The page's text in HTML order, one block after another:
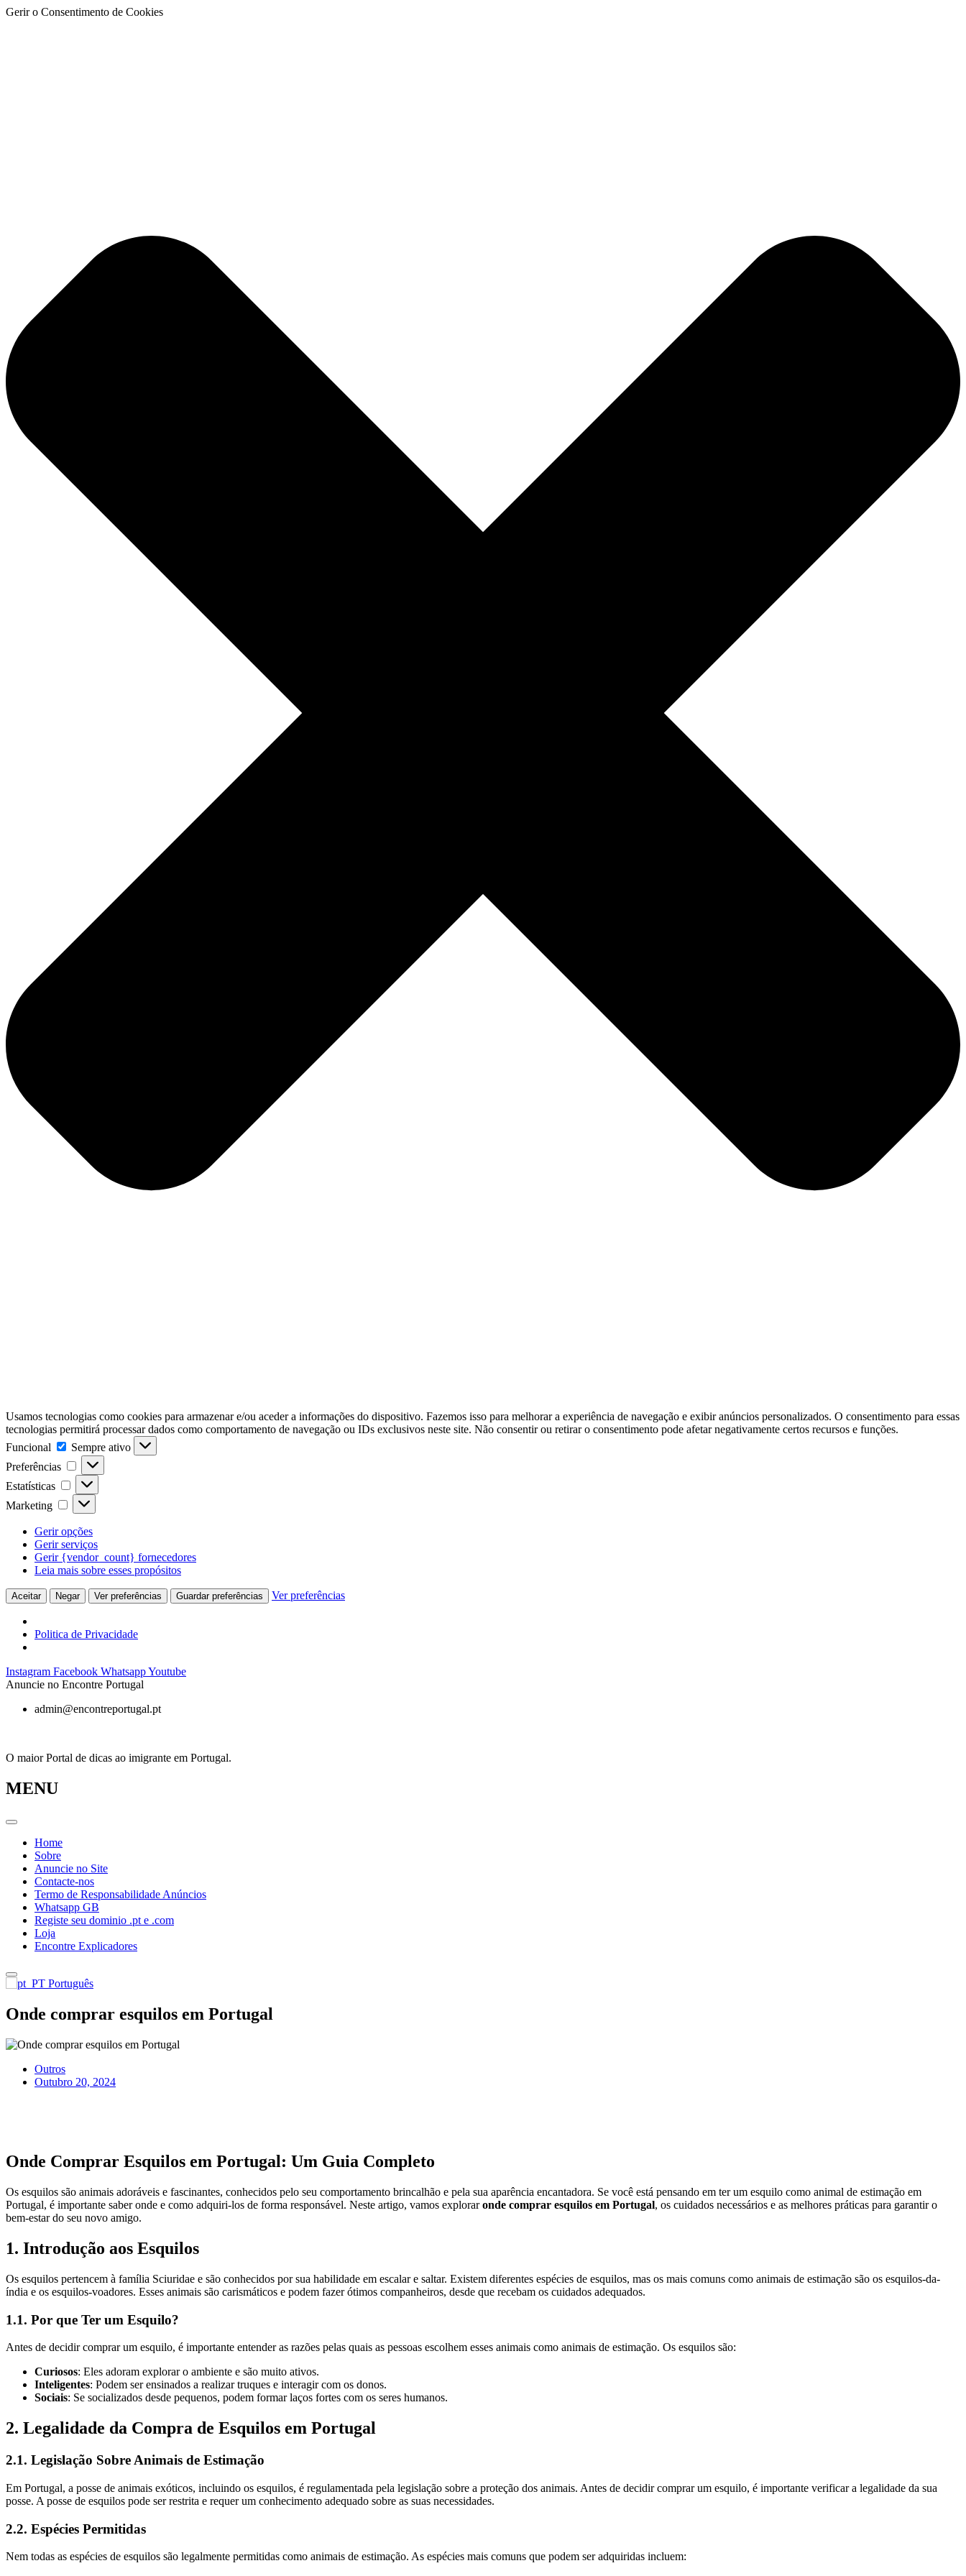
Gerir o Consentimento de Cookies
Usamos tecnologias como cookies para armazenar e/ou aceder a informações do dispositivo. Fazemos isso para melhorar a experiência de navegação e exibir anúncios personalizados. O consentimento para essas
tecnologias permitirá processar dados como comportamento de navegação ou IDs exclusivos neste site. Não consentir ou retirar o consentimento pode afetar negativamente certos recursos e funções.
Funcional
Funcional
Sempre ativo
Preferências
Preferências
Estatísticas Estatísticas
Marketing Marketing
Gerir opções
Gerir serviços
Gerir {vendor_count} fornecedores
Leia mais sobre esses propósitos
Aceitar Negar Ver preferências Guardar preferências Ver preferências
Politica de Privacidade
Pular
para
conteúdo
Instagram Facebook WhatsappYoutube
Anuncie no Encontre Portugal
admin@encontreportugal.pt
O maior Portal de dicas ao imigrante em Portugal.
MENU
Home
Sobre
Anuncie no Site
Contacte-nos
Termo de Responsabilidade Anúncios
Whatsapp GB
Registe seu dominio .pt e .com
Loja
Encontre Explicadores
Português
Onde comprar esquilos em Portugal​
Outros
Outubro 20, 2024
Onde Comprar Esquilos em Portugal: Um Guia Completo
Os esquilos são animais adoráveis e fascinantes, conhecidos pelo seu comportamento brincalhão e pela sua aparência encantadora. Se você está pensando em ter um esquilo como animal de estimação em
Portugal, é importante saber onde e como adquiri-los de forma responsável. Neste artigo, vamos exploraronde comprar esquilos em Portugal, os cuidados necessários e as melhores práticas para garantir o
bem-estar do seu novo amigo.
1. Introdução aos Esquilos
Os esquilos pertencem à família Sciuridae e são conhecidos por sua habilidade em escalar e saltar. Existem diferentes espécies de esquilos, mas os mais comuns como animais de estimação são os esquilos-da-
índia e os esquilos-voadores. Esses animais são carismáticos e podem fazer ótimos companheiros, desde que recebam os cuidados adequados.
1.1. Por que Ter um Esquilo?
Antes de decidir comprar um esquilo, é importante entender as razões pelas quais as pessoas escolhem esses animais como animais de estimação. Os esquilos são:
Curiosos: Eles adoram explorar o ambiente e são muito ativos.
Inteligentes: Podem ser ensinados a realizar truques e interagir com os donos.
Sociais: Se socializados desde pequenos, podem formar laços fortes com os seres humanos.
2. Legalidade da Compra de Esquilos em Portugal
2.1. Legislação Sobre Animais de Estimação
Em Portugal, a posse de animais exóticos, incluindo os esquilos, é regulamentada pela legislação sobre a proteção dos animais. Antes de decidir comprar um esquilo, é importante verificar a legalidade da sua
posse. A posse de esquilos pode ser restrita e requer um conhecimento adequado sobre as suas necessidades.
2.2. Espécies Permitidas
Nem todas as espécies de esquilos são legalmente permitidas como animais de estimação. As espécies mais comuns que podem ser adquiridas incluem: